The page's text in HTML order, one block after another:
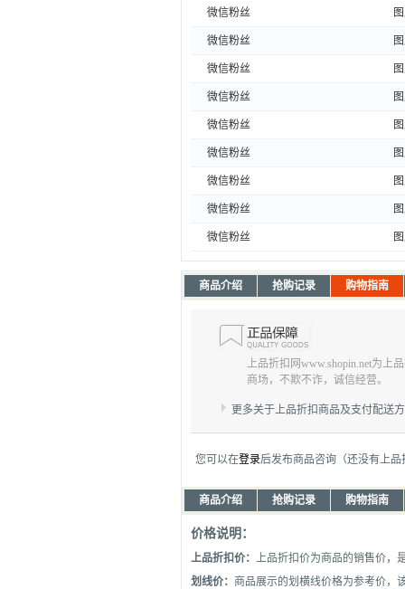
微信粉丝
微信粉丝
微信粉丝
微信粉丝
微信粉丝
微信粉丝
微信粉丝
微信粉丝
微信粉丝
商品介绍 抢购记录 购物指南
上品折扣网www.shopin.net为上
商场，不欺不诈，诚信经营。
更多关于上品折扣商品及支付配送
您可以在登录后发布商品咨询（还没有上品
商品介绍 抢购记录 购物指南
价格说明：
上品折扣价： 上品折扣价为商品的销售价，
划线价： 商品展示的划横线价格为参考价，